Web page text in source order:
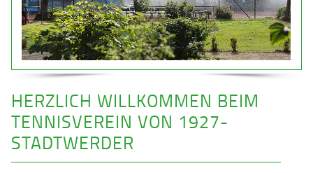
HERZLICH WILLKOMMEN BEIM
TENNISVEREIN VON 1927-
STADTWERDER